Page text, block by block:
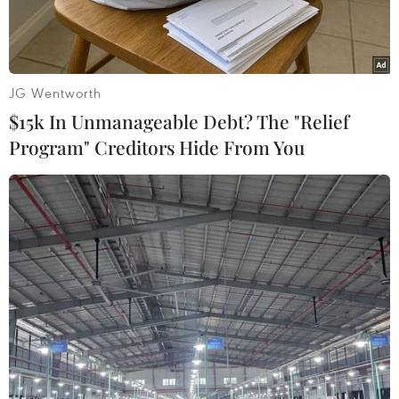
Thị trường quỹ hoán đổi danh mục (ETF) tiền điện tử tại Mỹ
đang đối mặt với làn sóng thanh lý quy mô lớn. (Nguồn:
Vietnam+)
Thị trường quỹ hoán đổi danh mục (ETF) tiền
điện tử tại Mỹ đang đối mặt với làn sóng thanh
lý quy mô lớn khi các chuyên gia dự báo
khoảng 1/3 số quỹ hiện nay có thể đóng cửa
JG Wentworth
$15k In Unmanageable Debt? The "Relief
Program" Creditors Hide From You